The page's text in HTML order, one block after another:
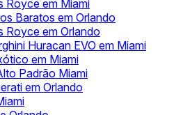
Royce em Miami
Baratos em Orlando
Royce em Orlando
Huracan EVO em Miami
em Miami
Padrão Miami
em Orlando